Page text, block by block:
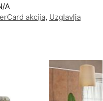
A
akcija, Uzglavlja